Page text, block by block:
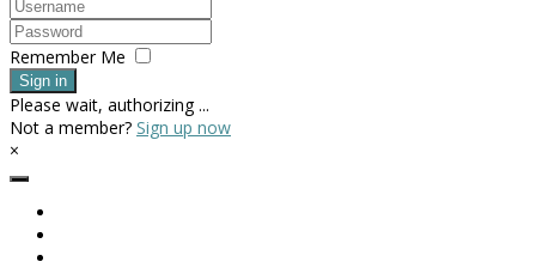
Remember Me
Sign in
Please wait, authorizing ...
Not a member? Sign up now
×